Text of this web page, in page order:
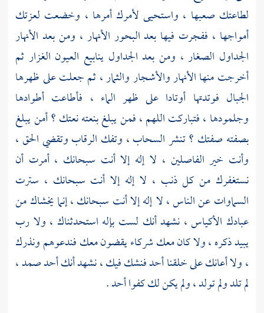
لطاعتك صعبها ، واستحيى لأمرك أمرها ، وخضعت لعزتك
أمواجها ، ففجرت فيها بعد البحور الأنهار ، ومن بعد الأنهار
الجداول الصغار ، ومن بعد الجداول ينابيع العيون الغزار ثم
أخرجت منها الأنهار والأشجار والثمار ، ثم جعلت على ظهرها
الجبال فوتدتها أوتادا على ظهر الماء ، فأطاعت أطوادها
وجلمودها ، فتباركت اللهم ، فمن يبلغ بنعته نعتك ؟ أمن يبلغ
بصفته صفتك ؟ تنشر السحاب ، وتفك الرقاب وتقضي الحق ،
وأنت خير الفاصلين ، لا إله إلا أنت سبحانك ، أمرت أن
نستغفرك من كل ذنب ، لا إله إلا أنت سبحانك ، سترت
السماوات عن الناس ، لا إله إلا أنت سبحانك ، إنما يخشاك من
عبادك الأكياس ، نشهد أنك لست بإله استحدثناك ، ولا رب
يبيد ذكره ، ولا كان معك شركاء يقضون معك فندعوهم ونذرك
، ولا أعانك على خلقنا أحد فنشك فيك ، نشهد أنك أحد صمد ،
لم تلد ولم تولد ، ولم يكن لك كفوا أحد .